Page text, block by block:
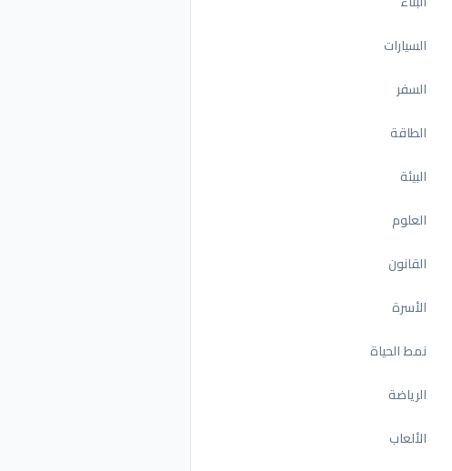
السيارات
السفر
الطاقة
البيئة
العلوم
القانون
الأسرة
نمط الحياة
الرياضة
الألعاب